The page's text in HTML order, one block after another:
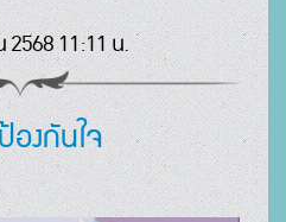
2568 11:11 น.
งกันใจ